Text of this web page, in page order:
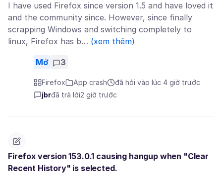
I have used Firefox since version 1.5 and have loved it
and the community since. However, since finally
scrapping Windows and switching completely to
linux, Firefox has b… (xem thêm)
Mở 3
Firefox App crash
đã hỏi vào lúc 4 giờ trước
jbrđã trả lời2 giờ trước
Firefox version 153.0.1 causing hangup when "Clear
Recent History" is selected.